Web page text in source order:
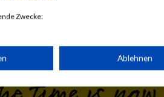
Zwecke:
auf Informationen auf einem
Daten zur Auswahl von
Ablehnen